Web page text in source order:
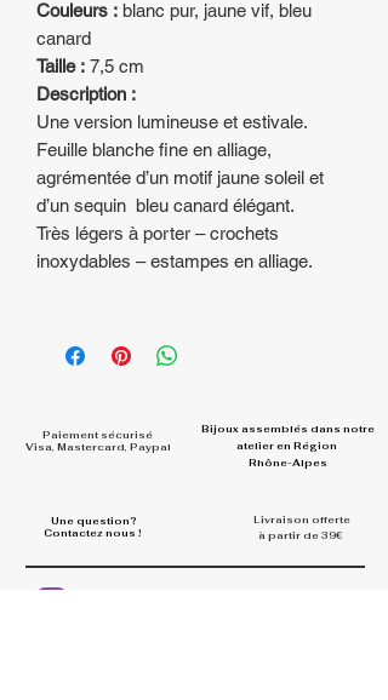
Couleurs : blanc pur, jaune vif, bleu
canard
Taille : 7,5 cm
Description :
Une version lumineuse et estivale.
Feuille blanche fine en alliage,
agrémentée d’un motif jaune soleil et
d’un sequin bleu canard élégant.
Très légers à porter – crochets
inoxydables – estampes en alliage.
Paiement sécurisé
Visa, Mastercard, Paypal
Bijoux assemblés dans notre
atelier en Région
Rhône-Alpes
Une question?
Contactez nous !
Livraison offerte
à partir de 39€